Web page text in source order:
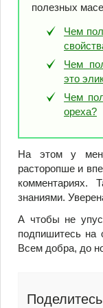
полезных
Чем
Чем
это
Чем
ореха?
На этом у
расторопше и
комментариях.
знаниями.
А чтобы не
подпишитесь на
Всем добра, до